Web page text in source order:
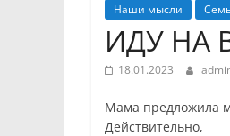
Наши мысли
ИДУ НА
18.01.2023
Мама предложила
Действительно,